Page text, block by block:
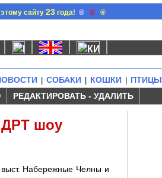
этому сайту23 года! ® ® ®
СОБАКИ КОШКИ ПТИЦЫ
РЕДАКТИРОВАТЬ - УДАЛИТЬ
ДРТ шоу
Набережные Челны и